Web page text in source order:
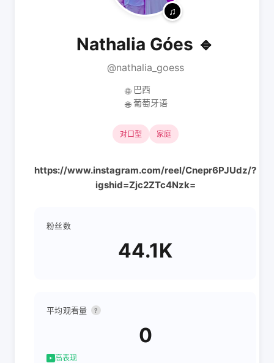
Nathalia Góes 🔹
@nathalia_goess
🌐 巴西
🌐 葡萄牙语
对口型 家庭
https://www.instagram.com/reel/Cnepr6PJUdz/?
igshid=Zjc2ZTc4Nzk=
粉丝数
44.1K
平均观看量 ?
0
高表现